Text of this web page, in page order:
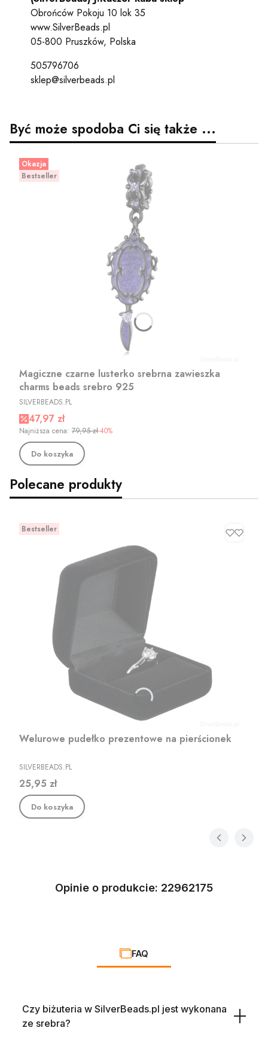
Obrońców Pokoju 10 lok 35
www.SilverBeads.pl
05-800 Pruszków, Polska
505796706
sklep@silverbeads.pl
Być może spodoba Ci się także ...
Okazja
Bestseller
Magiczne czarne lusterko srebrna zawieszka
charms beads srebro 925
PRODUCENT
SILVERBEADS.PL
Cena promocyjna
47,97 zł
Najniższa cena: 79,95 zł-40%
Do koszyka
Polecane produkty
Bestseller
Welurowe pudełko prezentowe na pierścionek
PRODUCENT
SILVERBEADS.PL
Cena
25,95 zł
Do koszyka
Opinie o produkcie: 22962175
FAQ
Czy biżuteria w SilverBeads.pl jest wykonana
ze srebra?